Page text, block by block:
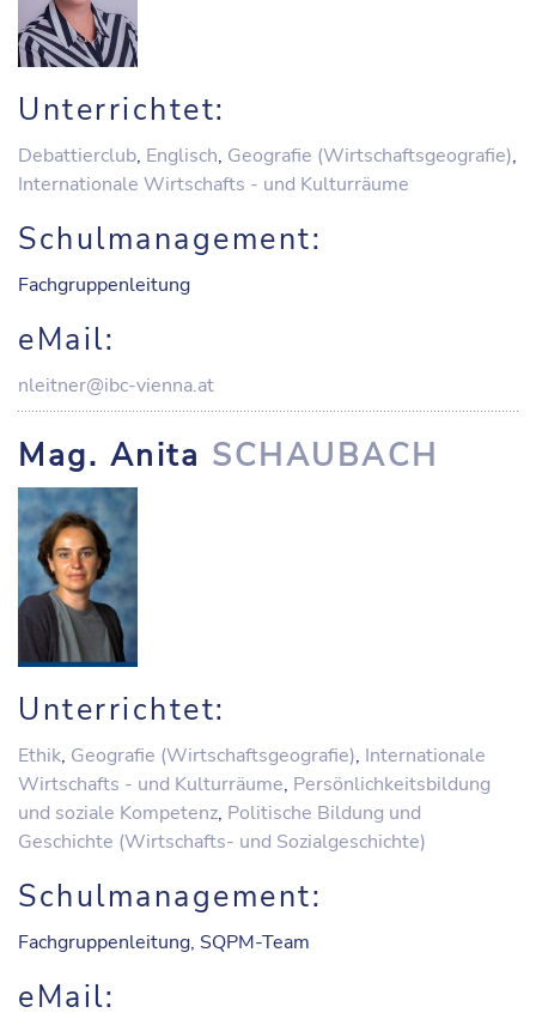
Unterrichtet:
Debattierclub, Englisch, Geografie (Wirtschaftsgeografie),
Internationale Wirtschafts - und Kulturräume
Schulmanagement:
Fachgruppenleitung
eMail:
nleitner@ibc-vienna.at
Mag. Anita SCHAUBACH
Unterrichtet:
Ethik, Geografie (Wirtschaftsgeografie), Internationale
Wirtschafts - und Kulturräume, Persönlichkeitsbildung
und soziale Kompetenz, Politische Bildung und
Geschichte (Wirtschafts- und Sozialgeschichte)
Schulmanagement:
Fachgruppenleitung, SQPM-Team
eMail: